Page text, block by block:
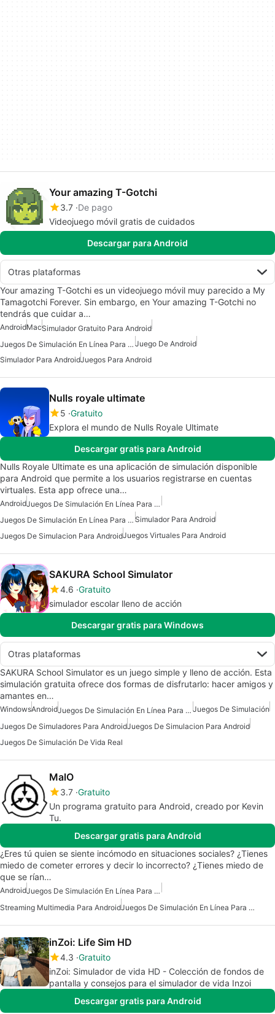
Your amazing T-Gotchi
3.7 De pago
Videojuego móvil gratis de cuidados
Descargar para Android
Otras plataformas
Your amazing T-Gotchi es un videojuego móvil muy parecido a My
Tamagotchi Forever. Sin embargo, en Your amazing T-Gotchi no
tendrás que cuidar a…
AndroidMacSimulador Gratuito Para Android
Juegos De Simulación En Línea Para Android Juego De Android
Simulador Para AndroidJuegos Para Android
Nulls royale ultimate
5 Gratuito
Explora el mundo de Nulls Royale Ultimate
Descargar gratis para Android
Nulls Royale Ultimate es una aplicación de simulación disponible
para Android que permite a los usuarios registrarse en cuentas
virtuales. Esta app ofrece una…
Android
Juegos De Simulación En Línea Para Android
Juegos De Simulación En Línea Para Android Gratis Simulador Para Android
Juegos De Simulacion Para AndroidJuegos Virtuales Para Android
SAKURA School Simulator
4.6 Gratuito
simulador escolar lleno de acción
Descargar gratis para Windows
Otras plataformas
SAKURA School Simulator es un juego simple y lleno de acción. Esta
simulación gratuita ofrece dos formas de disfrutarlo: hacer amigos y
amantes en…
WindowsAndroid Juegos De Simulación En Línea Para Android Juegos De Simulación
Juegos De Simuladores Para AndroidJuegos De Simulacion Para Android
Juegos De Simulación De Vida Real
MalO
3.7 Gratuito
Un programa gratuito para Android, creado por Kevin
Tu.
Descargar gratis para Android
¿Eres tú quien se siente incómodo en situaciones sociales? ¿Tienes
miedo de cometer errores y decir lo incorrecto? ¿Tienes miedo de
que se rían…
Android
Juegos De Simulación En Línea Para Android
Streaming Multimedia Para Android
Juegos De Simulación En Línea Para Android Gratis
inZoi: Life Sim HD
4.3 Gratuito
inZoi: Simulador de vida HD - Colección de fondos de
pantalla y consejos para el simulador de vida Inzoi
Descargar gratis para Android